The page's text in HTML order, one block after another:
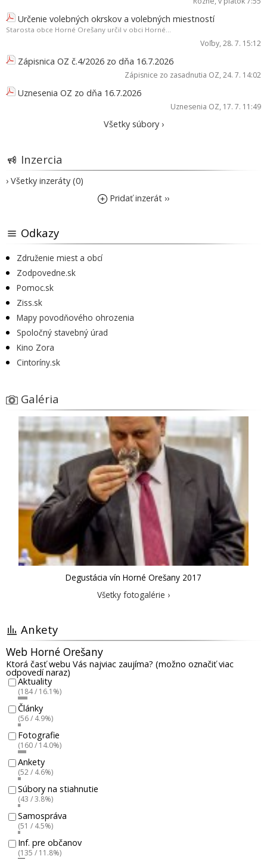
Určenie volebných okrskov a volebných miestností
Starosta obce Horné Orešany určil v obci Horné...
Voľby, 28. 7. 15:12
Zápisnica OZ č.4/2026 zo dňa 16.7.2026
Zápisnice zo zasadnutia OZ, 24. 7. 14:02
Uznesenia OZ zo dňa 16.7.2026
Uznesenia OZ, 17. 7. 11:49
Všetky súbory ›
Inzercia
› Všetky inzeráty (0)
Pridať inzerát ››
Odkazy
Združenie miest a obcí
Zodpovedne.sk
Pomoc.sk
Ziss.sk
Mapy povodňového ohrozenia
Spoločný stavebný úrad
Kino Zora
Cintoríny.sk
Galéria
Degustácia vín Horné Orešany 2017
Všetky fotogalérie ›
Ankety
Web Horné Orešany
Ktorá časť webu Vás najviac zaujíma? (možno označiť viac
odpovedí naraz)
Aktuality
(184 / 16.1%)
Články
(56 / 4.9%)
Fotografie
(160 / 14.0%)
Ankety
(52 / 4.6%)
Súbory na stiahnutie
(43 / 3.8%)
Samospráva
(51 / 4.5%)
Inf. pre občanov
(135 / 11.8%)